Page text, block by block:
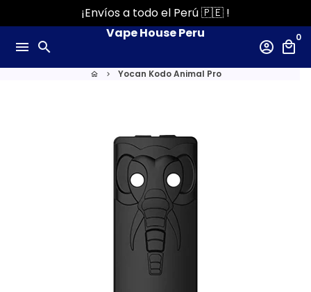
directamente
contenido
¡Envíos a todo el Perú 🇵🇪 !
menu search
Vape House Peru
account_circle local_mall
0
home keyboard_arrow_right Yocan Kodo Animal Pro